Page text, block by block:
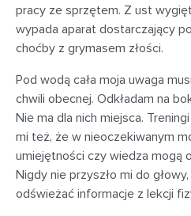
pracy ze sprzętem. Z ust
wypada aparat dostarczający
choćby z grymasem złości.
Pod wodą cała moja uwaga
chwili obecnej. Odkładam na
Nie ma dla nich miejsca.
mi też, że w nieoczekiwanym
umiejętności czy wiedza mogą
Nigdy nie przyszło mi do
odświeżać informacje z lekcji